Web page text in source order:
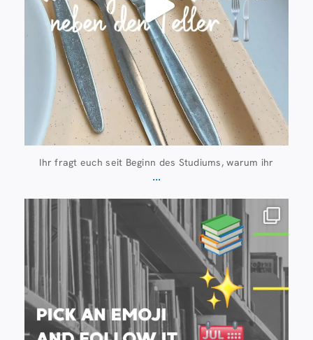
Ihr fragt euch seit Beginn des Studiums, warum ihr
...
Juli 20
0